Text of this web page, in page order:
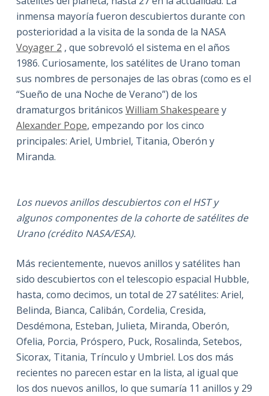
inmensa mayoría fueron descubiertos durante con
posterioridad a la visita de la sonda de la NASA
Voyager 2 , que sobrevoló el sistema en el años
1986. Curiosamente, los satélites de Urano toman
sus nombres de personajes de las obras (como es el
“Sueño de una Noche de Verano”) de los
dramaturgos británicos William Shakespeare y
Alexander Pope, empezando por los cinco
principales: Ariel, Umbriel, Titania, Oberón y
Miranda.
Los nuevos anillos descubiertos con el HST y
algunos componentes de la cohorte de satélites de
Urano (crédito NASA/ESA).
Más recientemente, nuevos anillos y satélites han
sido descubiertos con el telescopio espacial Hubble,
hasta, como decimos, un total de 27 satélites: Ariel,
Belinda, Bianca, Calibán, Cordelia, Cresida,
Desdémona, Esteban, Julieta, Miranda, Oberón,
Ofelia, Porcia, Próspero, Puck, Rosalinda, Setebos,
Sicorax, Titania, Trínculo y Umbriel. Los dos más
recientes no parecen estar en la lista, al igual que
los dos nuevos anillos, lo que sumaría 11 anillos y 29